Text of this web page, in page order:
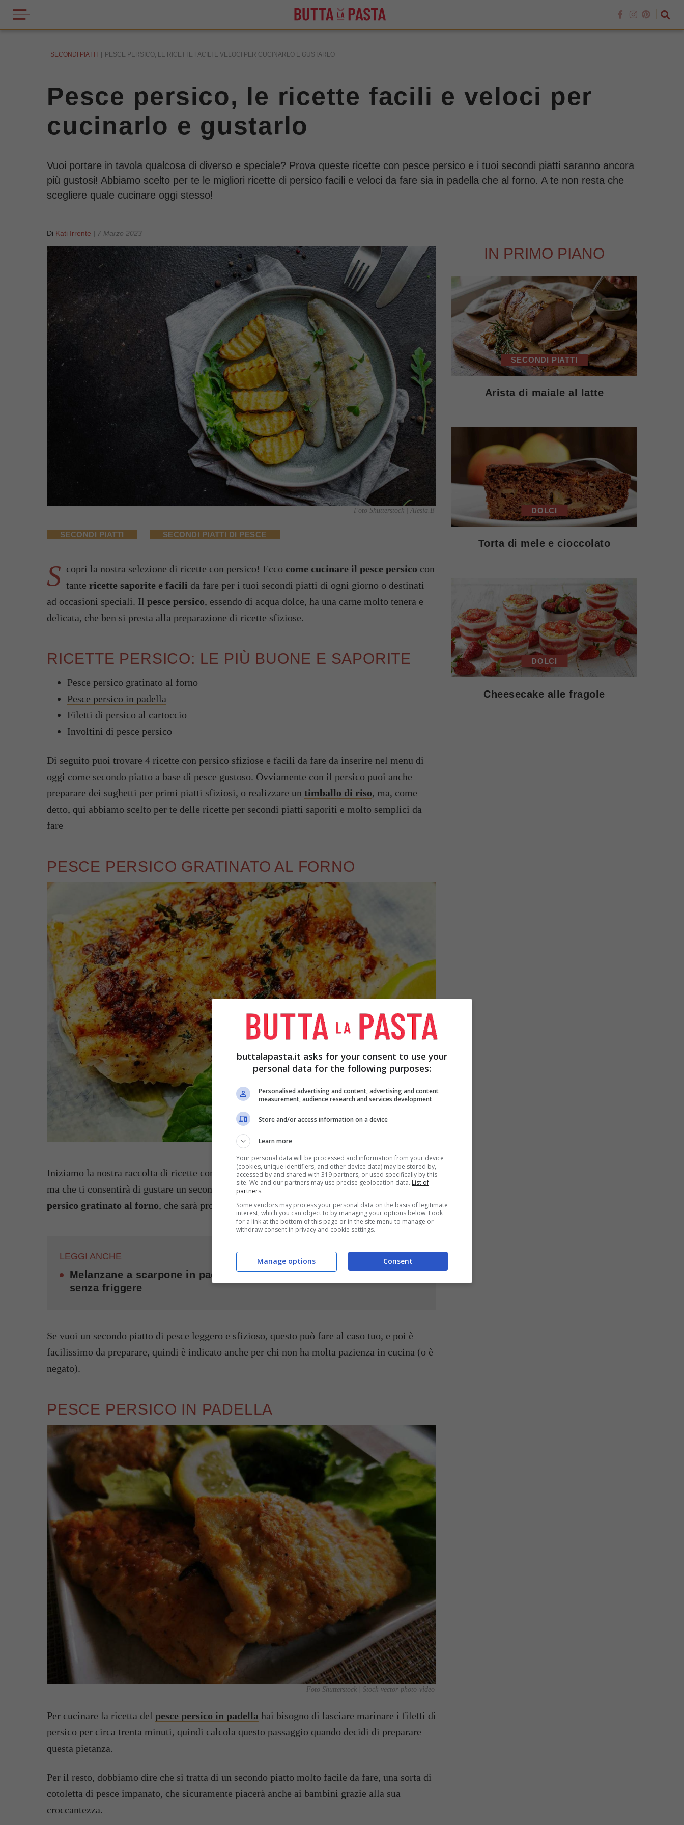
SECONDI PIATTI PESCE PERSICO, LE RICETTE FACILI E VELOCI PER CUCINARLO E GUSTARLO
Pesce persico, le ricette facili e veloci per
cucinarlo e gustarlo
Vuoi portare in tavola qualcosa di diverso e speciale? Prova queste ricette con pesce persico e i tuoi secondi piatti saranno ancora
più gustosi! Abbiamo scelto per te le migliori ricette di persico facili e veloci da fare sia in padella che al forno. A te non resta che
scegliere quale cucinare oggi stesso!
Di Kati Irrente | 7 Marzo 2023
Foto Shutterstock | Alesia.B
SECONDI PIATTI SECONDI PIATTI DI PESCE
S copri la nostra selezione di ricette con persico! Ecco come cucinare il pesce persico con
tante ricette saporite e facili da fare per i tuoi secondi piatti di ogni giorno o destinati
ad occasioni speciali. Il pesce persico, essendo di acqua dolce, ha una carne molto tenera e
delicata, che ben si presta alla preparazione di ricette sfiziose.
RICETTE PERSICO: LE PIÙ BUONE E SAPORITE
Pesce persico gratinato al forno
Pesce persico in padella
Filetti di persico al cartoccio
Involtini di pesce persico
Di seguito puoi trovare 4 ricette con persico sfiziose e facili da fare da inserire nel menu di
oggi come secondo piatto a base di pesce gustoso. Ovviamente con il persico puoi anche
preparare dei sughetti per primi piatti sfiziosi, o realizzare un timballo di riso, ma, come
detto, qui abbiamo scelto per te delle ricette per secondi piatti saporiti e molto semplici da
fare
PESCE PERSICO GRATINATO AL FORNO
Iniziamo la nostra raccolta di ricette con persico con una preparazione molto facile da fare
ma che ti consentirà di gustare un secondo delicato e leggero. Stiamo parlando del
pesce
persico gratinato al forno, che sarà pronto in tavola in poco più di trenta minuti.
LEGGI ANCHE
Melanzane a scarpone in padella: la ricetta napoletana estiva pronta
senza friggere
Se vuoi un secondo piatto di pesce leggero e sfizioso, questo può fare al caso tuo, e poi è
facilissimo da preparare, quindi è indicato anche per chi non ha molta pazienza in cucina (o è
negato).
PESCE PERSICO IN PADELLA
Foto Shutterstock | Stock-vector-photo-video
Per cucinare la ricetta del pesce persico in padella hai bisogno di lasciare marinare i filetti di
persico per circa trenta minuti, quindi calcola questo passaggio quando decidi di preparare
questa pietanza.
Per il resto, dobbiamo dire che si tratta di un secondo piatto molto facile da fare, una sorta di
cotoletta di pesce impanato, che sicuramente piacerà anche ai bambini grazie alla sua
croccantezza.
IN PRIMO PIANO
SECONDI PIATTI
Arista di maiale al latte
DOLCI
Torta di mele e cioccolato
DOLCI
Cheesecake alle fragole
buttalapasta.it asks for your consent to use your
personal data for the following purposes:
Personalised advertising and content, advertising and content
measurement, audience research and services development
Store and/or access information on a device
Learn more
Your personal data will be processed and information from your device
(cookies, unique identifiers, and other device data) may be stored by,
accessed by and shared with 319 partners, or used specifically by this
site. We and our partners may use precise geolocation data. List of
partners.
Some vendors may process your personal data on the basis of legitimate
interest, which you can object to by managing your options below. Look
for a link at the bottom of this page or in the site menu to manage or
withdraw consent in privacy and cookie settings.
Consent
Manage options